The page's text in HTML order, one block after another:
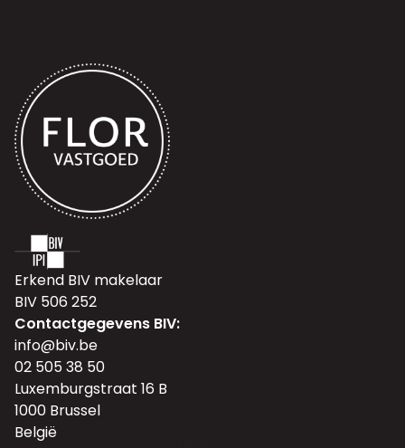
Erkend BIV makelaar
BIV 506 252
Contactgegevens BIV:
info@biv.be
02 505 38 50
Luxemburgstraat 16 B
1000 Brussel
België